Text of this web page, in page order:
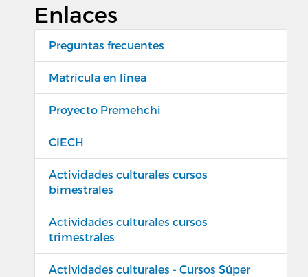
Enlaces
Preguntas frecuentes
Matrícula en línea
Proyecto Premehchi
CIECH
Actividades culturales cursos
bimestrales
Actividades culturales cursos
trimestrales
Actividades culturales - Cursos Súper